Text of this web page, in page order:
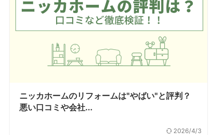
ニッカホームのリフォームは"やばい"と評判？
悪い口コミや会社...
2026/4/3